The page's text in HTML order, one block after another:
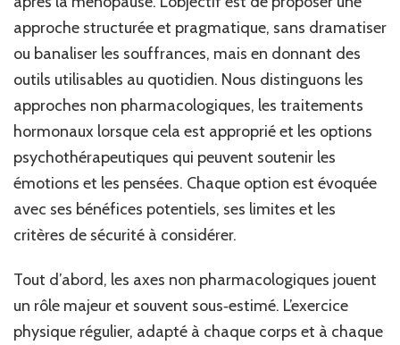
approche structurée et pragmatique, sans dramatiser
ou banaliser les souffrances, mais en donnant des
outils utilisables au quotidien. Nous distinguons les
approches non pharmacologiques, les traitements
hormonaux lorsque cela est approprié et les options
psychothérapeutiques qui peuvent soutenir les
émotions et les pensées. Chaque option est évoquée
avec ses bénéfices potentiels, ses limites et les
critères de sécurité à considérer.
Tout d’abord, les axes non pharmacologiques jouent
un rôle majeur et souvent sous‑estimé. L’exercice
physique régulier, adapté à chaque corps et à chaque